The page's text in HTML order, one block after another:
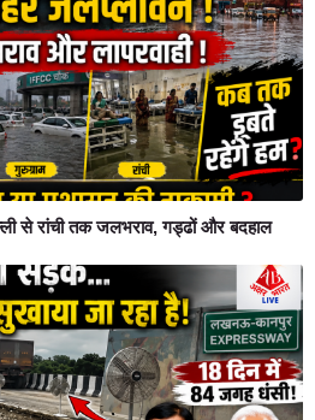
से रांची तक जलभराव, गड्ढों और बदहाल